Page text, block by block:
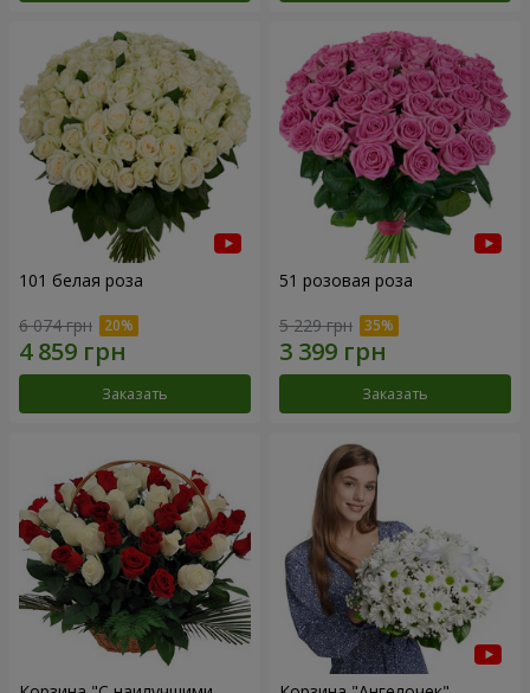
101 белая роза
6 074 грн
Заказать
51 розовая роза
5 229 грн
Заказать